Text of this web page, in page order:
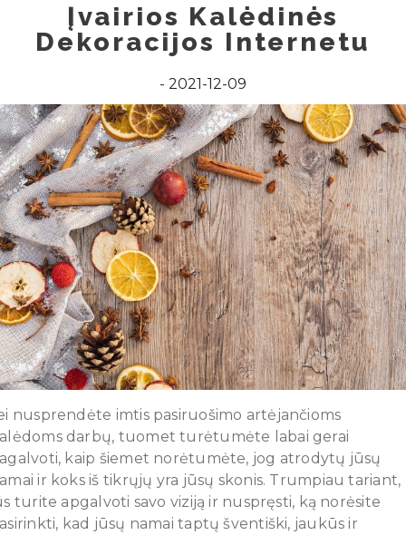
Įvairios Kalėdinės
Dekoracijos Internetu
2021-12-09
nusprendėte imtis pasiruošimo artėjančioms
darbų, tuomet turėtumėte labai gerai
kaip šiemet norėtumėte, jog atrodytų jūsų
ir koks iš tikrųjų yra jūsų skonis. Trumpiau tariant,
turite apgalvoti savo viziją ir nuspręsti, ką norėsite
kad jūsų namai taptų šventiški, jaukūs ir